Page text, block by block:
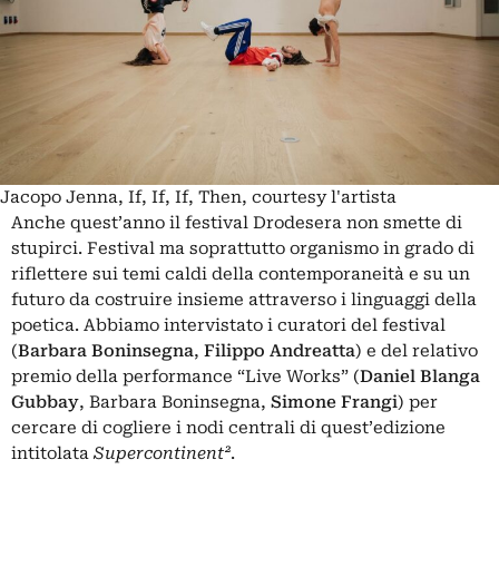
Jacopo Jenna, If, If, If, Then, courtesy l'artista
Anche quest’anno il festival Drodesera non smette di
stupirci. Festival ma soprattutto organismo in grado di
riflettere sui temi caldi della contemporaneità e su un
futuro da costruire insieme attraverso i linguaggi della
poetica. Abbiamo intervistato i curatori del festival
(Barbara Boninsegna, Filippo Andreatta) e del relativo
premio della performance “Live Works” (Daniel Blanga
Gubbay, Barbara Boninsegna, Simone Frangi) per
cercare di cogliere i nodi centrali di quest’edizione
intitolata Supercontinent².